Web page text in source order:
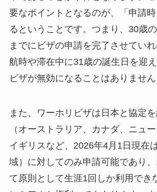
要なポイントとなるのが、「申請
るということです。つまり、30歳
までにビザの申請を完了させてい
航時や滞在中に31歳の誕生日を迎え
ビザが無効になることはありません
また、ワーホリビザは日本と協定
（オーストラリア、カナダ、ニュー
イギリスなど、2026年4月1日現在
域）に対してのみ申請可能であり
て原則として生涯1回しか利用でき